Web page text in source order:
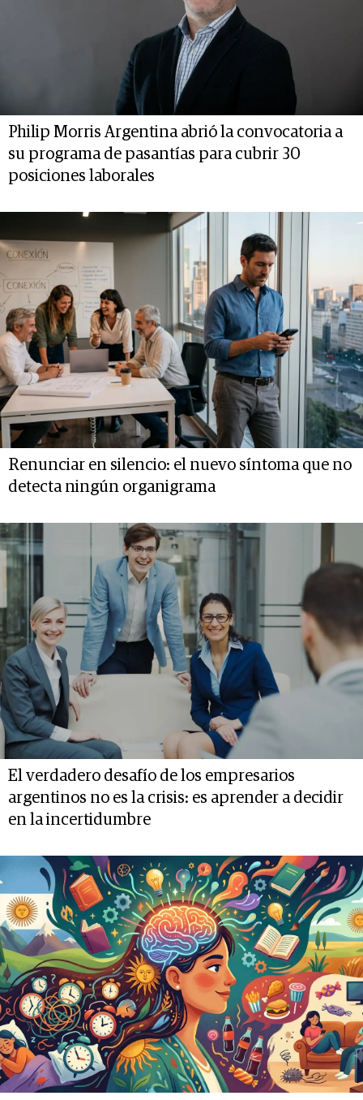
Philip Morris Argentina abrió la convocatoria a
su programa de pasantías para cubrir 30
posiciones laborales
Renunciar en silencio: el nuevo síntoma que no
detecta ningún organigrama
El verdadero desafío de los empresarios
argentinos no es la crisis: es aprender a decidir
en la incertidumbre